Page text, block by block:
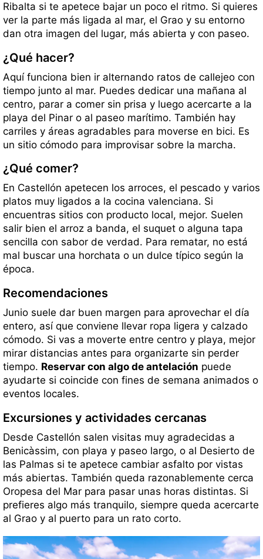
Ribalta si te apetece bajar un poco el ritmo. Si quieres
ver la parte más ligada al mar, el Grao y su entorno
dan otra imagen del lugar, más abierta y con paseo.
¿Qué hacer?
Aquí funciona bien ir alternando ratos de callejeo con
tiempo junto al mar. Puedes dedicar una mañana al
centro, parar a comer sin prisa y luego acercarte a la
playa del Pinar o al paseo marítimo. También hay
carriles y áreas agradables para moverse en bici. Es
un sitio cómodo para improvisar sobre la marcha.
¿Qué comer?
En Castellón apetecen los arroces, el pescado y varios
platos muy ligados a la cocina valenciana. Si
encuentras sitios con producto local, mejor. Suelen
salir bien el arroz a banda, el suquet o alguna tapa
sencilla con sabor de verdad. Para rematar, no está
mal buscar una horchata o un dulce típico según la
época.
Recomendaciones
Junio suele dar buen margen para aprovechar el día
entero, así que conviene llevar ropa ligera y calzado
cómodo. Si vas a moverte entre centro y playa, mejor
mirar distancias antes para organizarte sin perder
tiempo. Reservar con algo de antelación puede
ayudarte si coincide con fines de semana animados o
eventos locales.
Excursiones y actividades cercanas
Desde Castellón salen visitas muy agradecidas a
Benicàssim, con playa y paseo largo, o al Desierto de
las Palmas si te apetece cambiar asfalto por vistas
más abiertas. También queda razonablemente cerca
Oropesa del Mar para pasar unas horas distintas. Si
prefieres algo más tranquilo, siempre queda acercarte
al Grao y al puerto para un rato corto.